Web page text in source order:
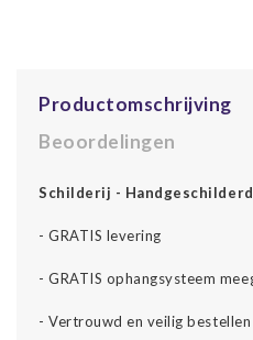
Productomschrijving
Beoordelingen
Schilderij -
- GRATIS levering
- GRATIS ophangsysteem
- Vertrouwd en veilig